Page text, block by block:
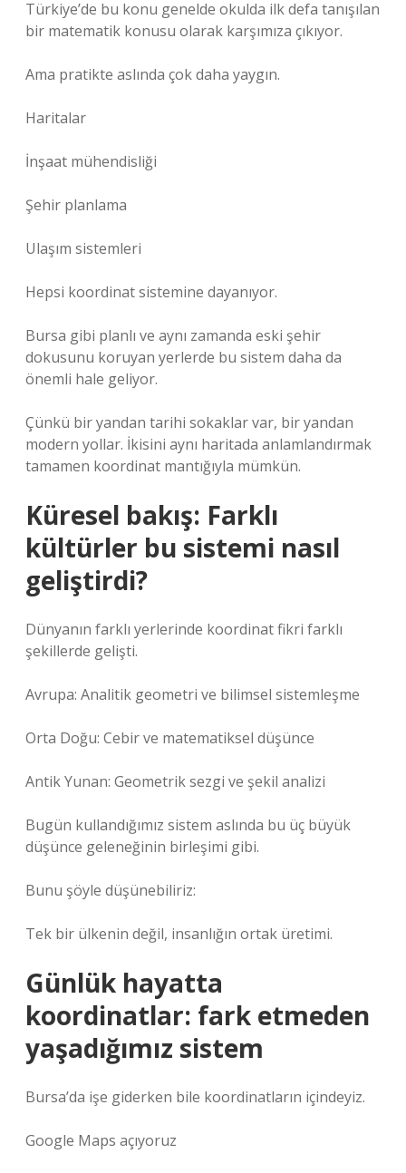
Türkiye’de bu konu genelde okulda ilk defa tanışılan
bir matematik konusu olarak karşımıza çıkıyor.
Ama pratikte aslında çok daha yaygın.
Haritalar
İnşaat mühendisliği
Şehir planlama
Ulaşım sistemleri
Hepsi koordinat sistemine dayanıyor.
Bursa gibi planlı ve aynı zamanda eski şehir
dokusunu koruyan yerlerde bu sistem daha da
önemli hale geliyor.
Çünkü bir yandan tarihi sokaklar var, bir yandan
modern yollar. İkisini aynı haritada anlamlandırmak
tamamen koordinat mantığıyla mümkün.
Küresel bakış: Farklı
kültürler bu sistemi nasıl
geliştirdi?
Dünyanın farklı yerlerinde koordinat fikri farklı
şekillerde gelişti.
Avrupa: Analitik geometri ve bilimsel sistemleşme
Orta Doğu: Cebir ve matematiksel düşünce
Antik Yunan: Geometrik sezgi ve şekil analizi
Bugün kullandığımız sistem aslında bu üç büyük
düşünce geleneğinin birleşimi gibi.
Bunu şöyle düşünebiliriz:
Tek bir ülkenin değil, insanlığın ortak üretimi.
Günlük hayatta
koordinatlar: fark etmeden
yaşadığımız sistem
Bursa’da işe giderken bile koordinatların içindeyiz.
Google Maps açıyoruz